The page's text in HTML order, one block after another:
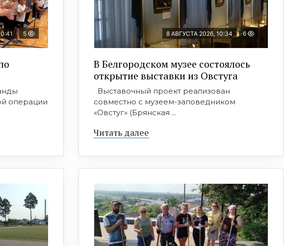
5
операции
8 АВГУСТА 2026, 10:34 6
В Белгородском музее состоялось
открытие выставки из Овстуга
Выставочный проект реализован
совместно с музеем-заповедником
«Овстуг» (Брянская ...
Читать далее